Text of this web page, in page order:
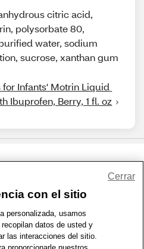
citric acid,
polysorbate 80,
water, sodium
sucrose, xanthan gum
Infants' Motrin Liquid
Ibuprofen, Berry, 1 fl. oz
| Términos de Uso | Accesibilidad
Privacy Policy | Mapa del sitio
| © 1999 - 2026 CVS.com
con el sitio
personalizada, usamos
datos de usted y
las interacciones del sitio.
Cerrar